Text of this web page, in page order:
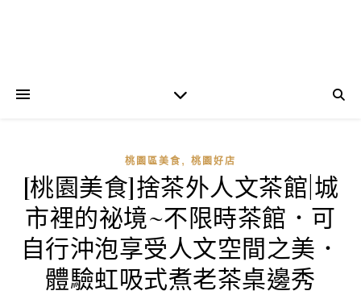
桃園區美食 , 桃園好店
[桃園美食]捨茶外人文茶館|城
市裡的祕境~不限時茶館．可
自行沖泡享受人文空間之美．
體驗虹吸式煮老茶桌邊秀